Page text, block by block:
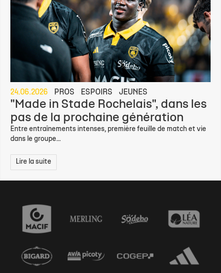
24.06.2026 PROS ESPOIRS JEUNES
"Made in Stade Rochelais", dans les
pas de la prochaine génération
Entre entraînements intenses, première feuille de match et vie
dans le groupe...
Lire la suite